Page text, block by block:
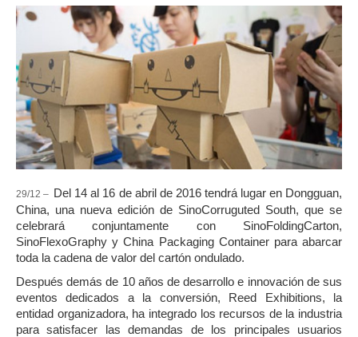
29/12 – Del 14 al 16 de abril de 2016 tendrá lugar en Dongguan,
China, una nueva edición de SinoCorruguted South, que se
celebrará conjuntamente con SinoFoldingCarton,
SinoFlexoGraphy y China Packaging Container para abarcar
toda la cadena de valor del cartón ondulado.
Después demás de 10 años de desarrollo e innovación de sus
eventos dedicados a la conversión, Reed Exhibitions, la
entidad organizadora, ha integrado los recursos de la industria
para satisfacer las demandas de los principales usuarios